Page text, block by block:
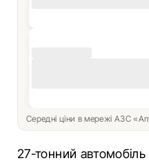
Середні ціни в мережі АЗС
27-тонний